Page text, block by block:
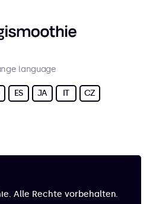
language
ES JA IT CZ
Alle Rechte vorbehalten.